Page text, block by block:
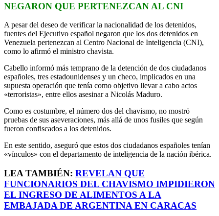
NEGARON QUE PERTENEZCAN AL CNI
A pesar del deseo de verificar la nacionalidad de los detenidos,
fuentes del Ejecutivo español negaron que los dos detenidos en
Venezuela pertenezcan al Centro Nacional de Inteligencia (CNI),
como lo afirmó el ministro chavista.
Cabello informó más temprano de la detención de dos ciudadanos
españoles, tres estadounidenses y un checo, implicados en una
supuesta operación que tenía como objetivo llevar a cabo actos
«terroristas», entre ellos asesinar a Nicolás Maduro.
Como es costumbre, el número dos del chavismo, no mostró
pruebas de sus aseveraciones, más allá de unos fusiles que según
fueron confiscados a los detenidos.
En este sentido, aseguró que estos dos ciudadanos españoles tenían
«vínculos» con el departamento de inteligencia de la nación ibérica.
LEA TAMBIÉN: REVELAN QUE
FUNCIONARIOS DEL CHAVISMO IMPIDIERON
EL INGRESO DE ALIMENTOS A LA
EMBAJADA DE ARGENTINA EN CARACAS